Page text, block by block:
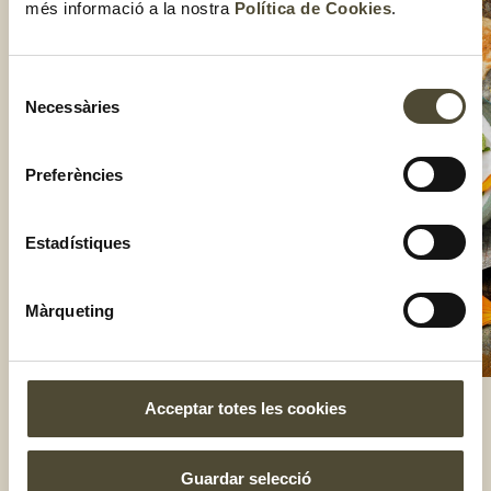
més informació a la nostra Política de Cookies.
Necessàries
Preferències
Estadístiques
Màrqueting
Acceptar totes les cookies
Guardar selecció
El gust és nostre